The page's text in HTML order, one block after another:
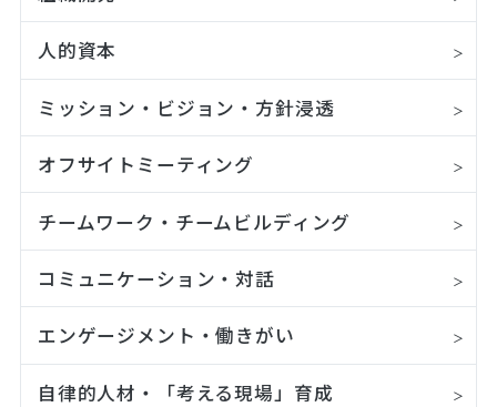
人的資本
ミッション・ビジョン・方針浸透
オフサイトミーティング
チームワーク・チームビルディング
コミュニケーション・対話
エンゲージメント・働きがい
自律的人材・「考える現場」育成